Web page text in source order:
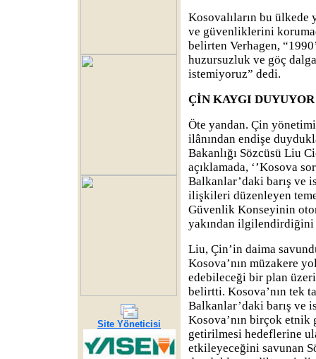
Site Yöneticisi
Kosovalıların bu ülkede
ve güvenliklerini
belirten Verhagen,
huzursuzluk ve göç
istemiyoruz” dedi.
ÇİN KAYGI DUYUYOR
Öte yandan. Çin yönetimi
ilânından endişe
Bakanlığı Sözcüsü Liu
açıklamada, ‘’Kosova
Balkanlar’daki barış ve
ilişkileri düzenleyen
Güvenlik Konseyinin
yakından
Liu, Çin’in daima
Kosova’nın müzakere
edebileceği bir plan
belirtti. Kosova’nın tek
Balkanlar’daki barış ve
Kosova’nın birçok
getirilmesi hedeflerine
etkileyeceğini savunan